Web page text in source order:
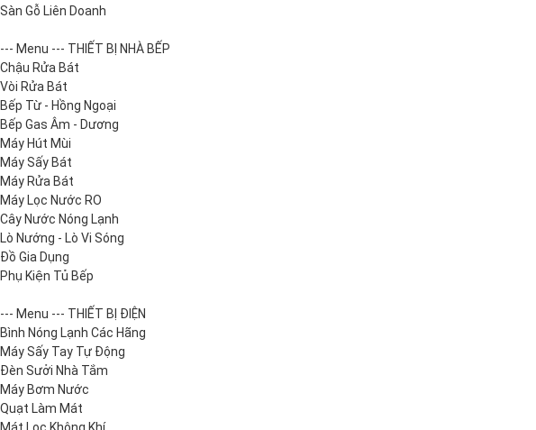
Sàn Gỗ Liên Doanh
--- Menu --- THIẾT BỊ NHÀ BẾP
Chậu Rửa Bát
Vòi Rửa Bát
Bếp Từ - Hồng Ngoại
Bếp Gas Âm - Dương
Máy Hút Mùi
Máy Sấy Bát
Máy Rửa Bát
Máy Lọc Nước RO
Cây Nước Nóng Lạnh
Lò Nướng - Lò Vi Sóng
Đồ Gia Dụng
Phụ Kiện Tủ Bếp
--- Menu --- THIẾT BỊ ĐIỆN
Bình Nóng Lạnh Các Hãng
Máy Sấy Tay Tự Động
Đèn Sưởi Nhà Tắm
Máy Bơm Nước
Quạt Làm Mát